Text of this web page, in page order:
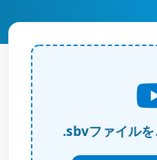
.sbvファイル